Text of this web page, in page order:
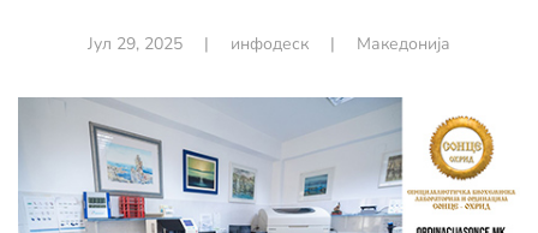
Јул 29, 2025 | инфодеск | Македонија